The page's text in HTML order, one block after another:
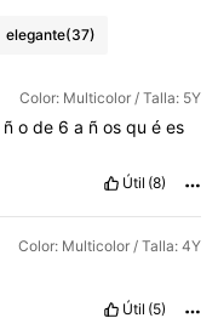
elegante(37)
Color: Multicolor / Talla: 5Y
ñ o de 6 a ñ os qu é es
Útil (8)
Color: Multicolor / Talla: 4Y
Útil (5)